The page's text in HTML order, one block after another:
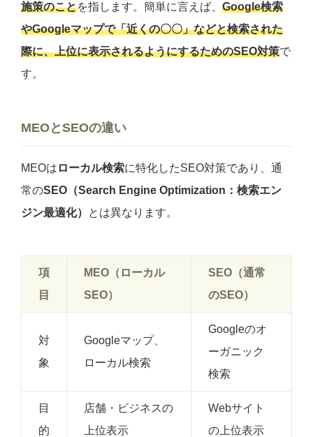
施策のことを指します。簡単に言えば、 Google検索
やGoogleマップで「近くの〇〇」などと検索された
際に、上位に表示されるようにするためのSEO対策で
す。
MEOとSEOの違い
MEOは ローカル検索に特化したSEO対策であり、通
常のSEO（Search Engine Optimization：検索エン
ジン最適化）
とは異なります。
項
目
MEO（ローカル
SEO）
SEO（通常
のSEO）
対
象
Googleマップ、
ローカル検索
Googleのオ
ーガニック
検索
目
的
店舗・ビジネスの
上位表示
Webサイト
の上位表示